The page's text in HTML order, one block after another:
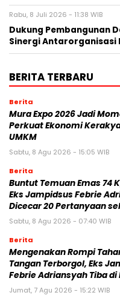
Rabu, 8 Juli 2026 - 11:38 WIB
Dukung Pembangunan
Sinergi Antarorganisasi
BERITA TERBARU
Berita
Mura Expo 2026 Jadi
Perkuat Ekonomi
UMKM
Sabtu, 8 Agu 2026 - 15:05 WIB
Berita
Buntut Temuan Emas 74
Eks Jampidsus Febrie
Dicecar 20 Pertanyaan
Sabtu, 8 Agu 2026 - 07:40 WIB
Berita
Mengenakan Rompi
Tangan Terborgol, Eks
Febrie Adriansyah Tiba di
Jumat, 7 Agu 2026 - 15:22 WIB